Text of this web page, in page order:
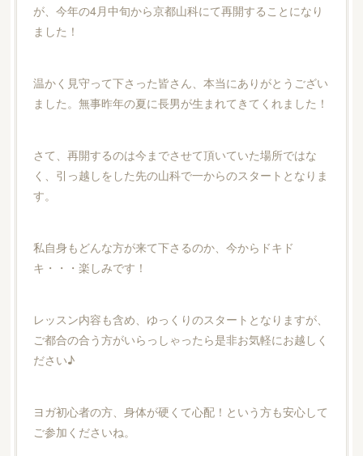
が、今年の4月中旬から京都山科にて再開することになり
ました！
温かく見守って下さった皆さん、本当にありがとうござい
ました。無事昨年の夏に長男が生まれてきてくれました！
さて、再開するのは今までさせて頂いていた場所ではな
く、引っ越しをした先の山科で一からのスタートとなりま
す。
私自身もどんな方が来て下さるのか、今からドキド
キ・・・楽しみです！
レッスン内容も含め、ゆっくりのスタートとなりますが、
ご都合の合う方がいらっしゃったら是非お気軽にお越しく
ださい♪
ヨガ初心者の方、身体が硬くて心配！という方も安心して
ご参加くださいね。